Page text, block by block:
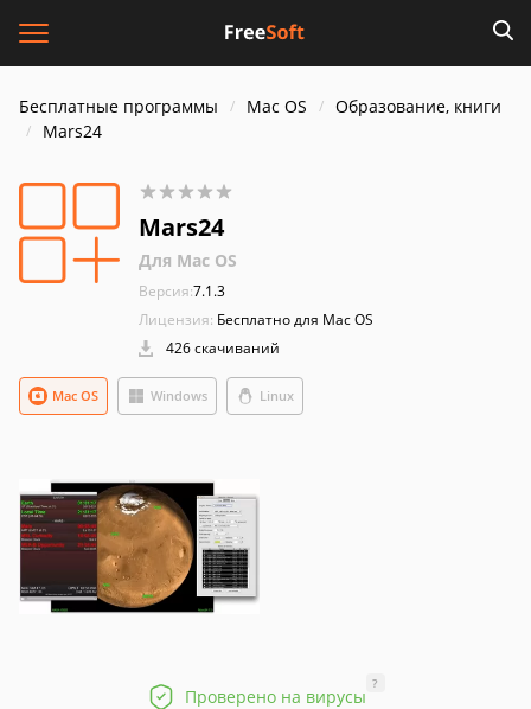
Бесплатные программы Mac OS
Образование, книги
Mars24
Mars24
Для Mac OS
Версия:7.1.3
Лицензия: Бесплатно для Mac OS
426 скачиваний
Mac OS Windows Linux
Проверено на вирусы
?